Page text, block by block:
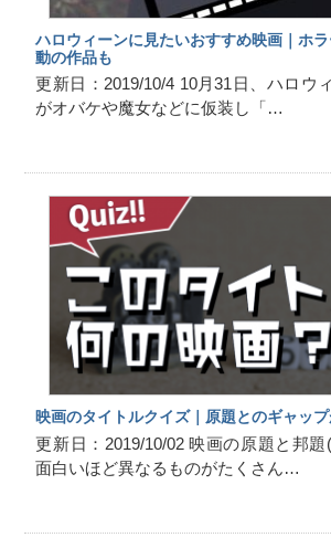
ハロウィーンに見たいおすすめ映画｜ホ
動の作品も
更新日：2019/10/4 10月31日、ハロウ
がオバケや魔女などに仮装し「…
映画のタイトルクイズ｜原題とのギャップ
更新日：2019/10/02 映画の原題と邦題
面白いほど異なるものがたくさん…